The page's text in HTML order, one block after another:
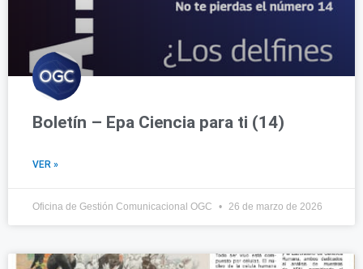
Boletín – Epa Ciencia para ti (14)
VER »
Oficina de Gestión Comunicacional OGC 26 de marzo de 2026